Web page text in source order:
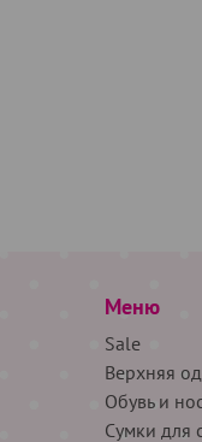
Меню
Sale
Верхняя
Обувь и
Сумки для